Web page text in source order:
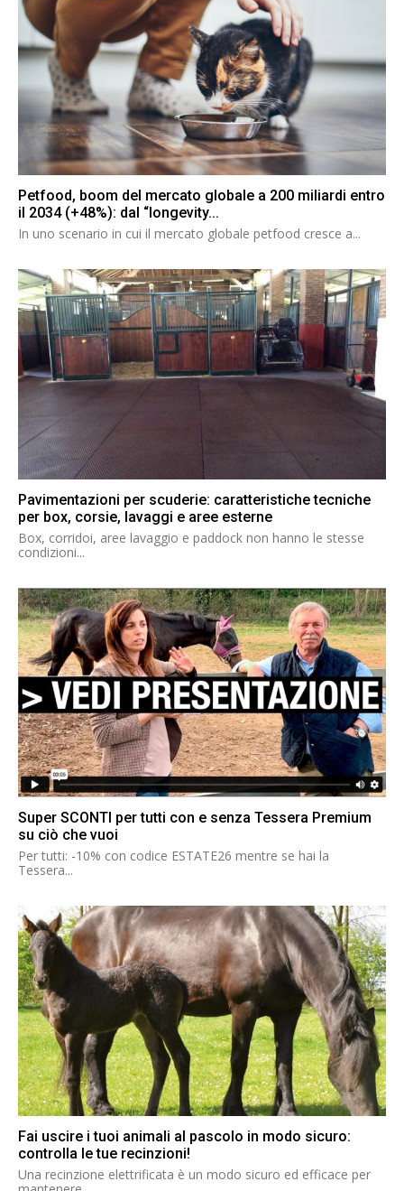
Petfood, boom del mercato globale a 200 miliardi entro
il 2034 (+48%): dal “longevity...
In uno scenario in cui il mercato globale petfood cresce a...
Pavimentazioni per scuderie: caratteristiche tecniche
per box, corsie, lavaggi e aree esterne
Box, corridoi, aree lavaggio e paddock non hanno le stesse
condizioni...
Super SCONTI per tutti con e senza Tessera Premium
su ciò che vuoi
Per tutti: -10% con codice ESTATE26 mentre se hai la
Tessera...
Fai uscire i tuoi animali al pascolo in modo sicuro:
controlla le tue recinzioni!
Una recinzione elettrificata è un modo sicuro ed efficace per